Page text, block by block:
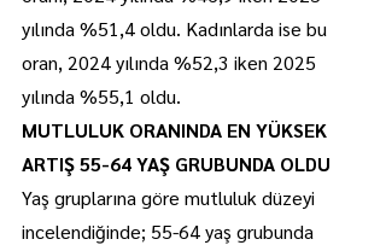
yılında %51,4 oldu. Kadınlarda ise bu
oran, 2024 yılında %52,3 iken 2025
yılında %55,1 oldu.
MUTLULUK ORANINDA EN YÜKSEK
ARTIŞ 55-64 YAŞ GRUBUNDA OLDU
Yaş gruplarına göre mutluluk düzeyi
incelendiğinde; 55-64 yaş grubunda